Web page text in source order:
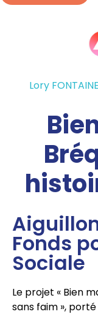
Lory
Fonds
Sociale
Le projet « Bien
sans faim »,